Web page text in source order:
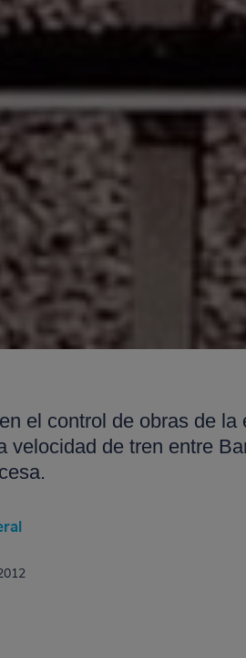
el control de obras de la
velocidad de tren entre